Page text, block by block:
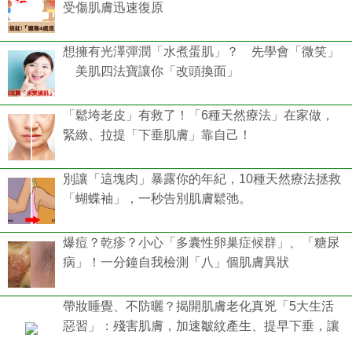
受傷肌膚迅速復原
想擁有光澤彈潤「水煮蛋肌」？ 先學會「微笑」
美肌四法寶讓你「改頭換面」
「鬆垮老皮」有救了！「6種天然療法」在家做，
緊緻、拉提「下垂肌膚」靠自己！
別讓「這塊肉」暴露你的年紀，10種天然療法拯救
「蝴蝶袖」，一秒告別肌膚鬆弛。
爆痘？乾疹？小心「多囊性卵巢症候群」、「糖尿
病」！一分鐘自我檢測「八」個肌膚異狀
帶妝睡覺、不防曬？揭開肌膚老化真兇「5大生活
惡習」：殘害肌膚，加速皺紋產生、提早下垂，讓